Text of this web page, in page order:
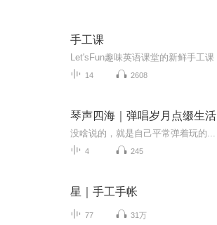
手工课
Let'sFun趣味英语课堂的新鲜手工课
14 2608
琴声四海｜弹唱岁月点缀生活
没啥说的，就是自己平常弹着玩的...
4 245
星｜手工手帐
77 31万